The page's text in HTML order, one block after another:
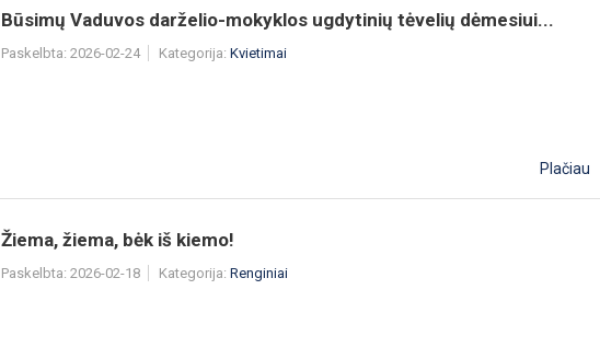
Būsimų Vaduvos darželio-mokyklos ugdytinių tėvelių dėmesiui...
Paskelbta: 2026-02-24 Kategorija: Kvietimai
Plačiau
Žiema, žiema, bėk iš kiemo!
Paskelbta: 2026-02-18 Kategorija: Renginiai